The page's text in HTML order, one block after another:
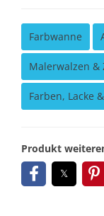
Farbwanne
Malerwalzen &
Farben, Lacke
Produkt